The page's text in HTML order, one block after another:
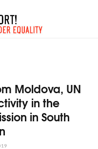
Moldova, UN
in the
in South